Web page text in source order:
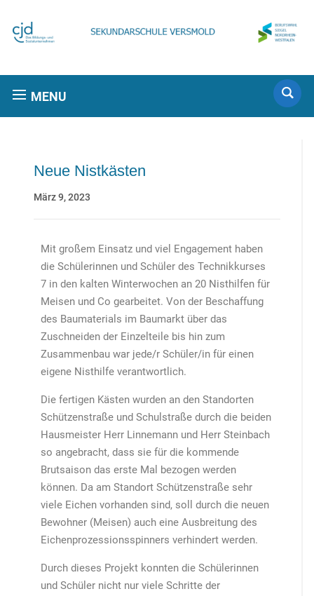
MENU
Neue Nistkästen
März 9, 2023
Mit großem Einsatz und viel Engagement haben
die Schülerinnen und Schüler des Technikkurses
7 in den kalten Winterwochen an 20 Nisthilfen für
Meisen und Co gearbeitet. Von der Beschaffung
des Baumaterials im Baumarkt über das
Zuschneiden der Einzelteile bis hin zum
Zusammenbau war jede/r Schüler/in für einen
eigene Nisthilfe verantwortlich.
Die fertigen Kästen wurden an den Standorten
Schützenstraße und Schulstraße durch die beiden
Hausmeister Herr Linnemann und Herr Steinbach
so angebracht, dass sie für die kommende
Brutsaison das erste Mal bezogen werden
können. Da am Standort Schützenstraße sehr
viele Eichen vorhanden sind, soll durch die neuen
Bewohner (Meisen) auch eine Ausbreitung des
Eichenprozessionsspinners verhindert werden.
Durch dieses Projekt konnten die Schülerinnen
und Schüler nicht nur viele Schritte der